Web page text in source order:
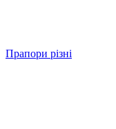
Прапори різні